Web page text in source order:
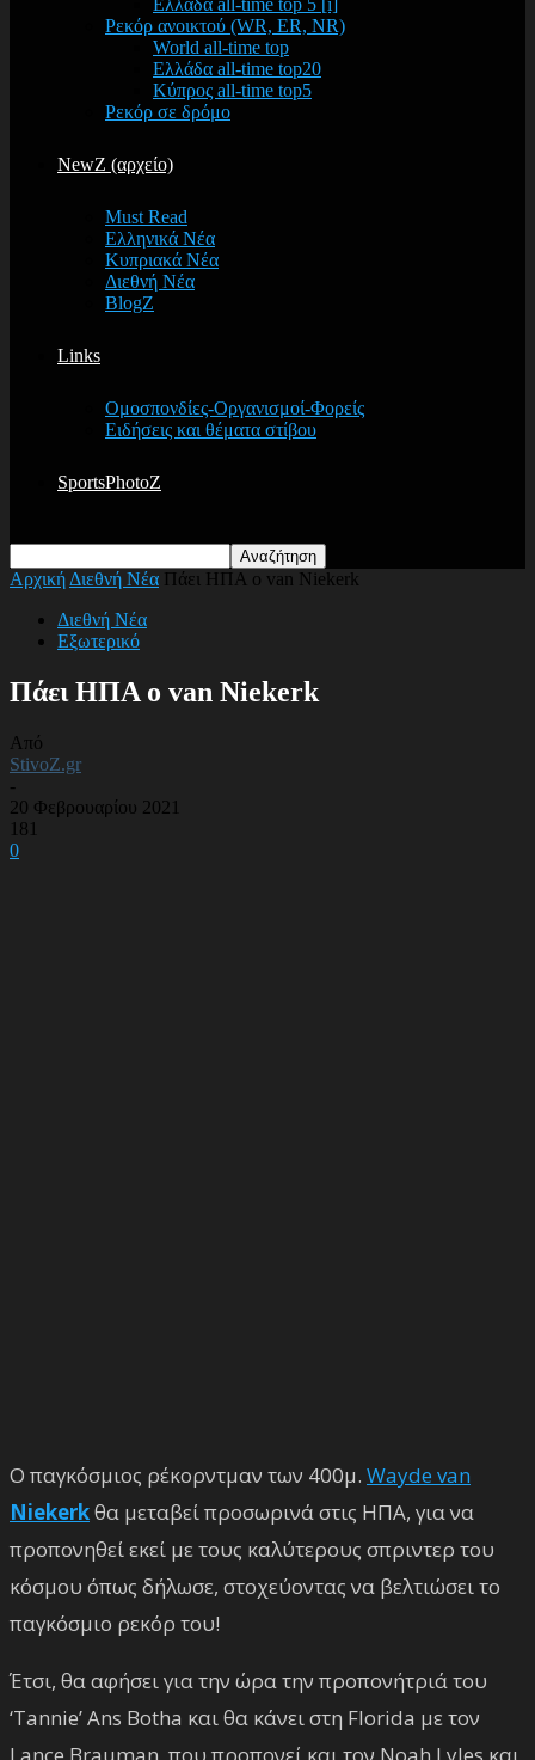
Ελλάδα all-time top 5 [i]
Ρεκόρ ανοικτού (WR, ER, NR)
World all-time top
Ελλάδα all-time top20
Κύπρος all-time top5
Ρεκόρ σε δρόμο
NewZ (αρχείο)
Must Read
Ελληνικά Νέα
Κυπριακά Νέα
Διεθνή Νέα
BlogZ
Links
Ομοσπονδίες-Οργανισμοί-Φορείς
Ειδήσεις και θέματα στίβου
SportsPhotoZ
Αρχική Διεθνή Νέα Πάει ΗΠΑ ο van Niekerk
Διεθνή Νέα
Εξωτερικό
Πάει ΗΠΑ ο van Niekerk
Από
StivoZ.gr
-
20 Φεβρουαρίου 2021
181
0
Ο παγκόσμιος ρέκορντμαν των 400μ. Wayde van
Niekerkθα μεταβεί προσωρινά στις ΗΠΑ, για να
προπονηθεί εκεί με τους καλύτερους σπριντερ του
κόσμου όπως δήλωσε, στοχεύοντας να βελτιώσει το
παγκόσμιο ρεκόρ του!
Έτσι, θα αφήσει για την ώρα την προπονήτριά του
‘Tannie’ Ans Botha και θα κάνει στη Florida με τον
Lance Brauman, που προπονεί και τον Noah Lyles και